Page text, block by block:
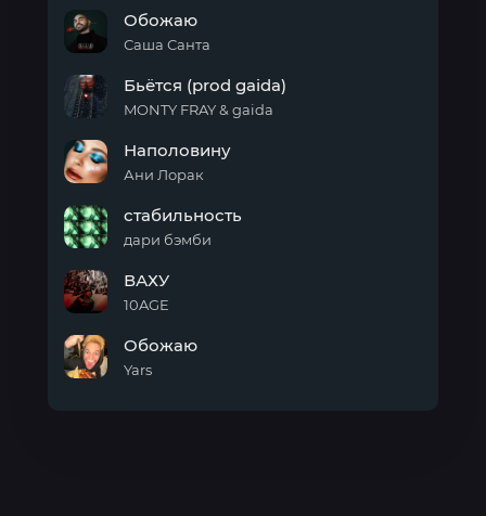
Обожаю
Саша Санта
(prod
gaida)
Бьётся (prod gaida)
MONTY FRAY & gaida
Наполовину
Ани Лорак
стабильность
дари бэмби
ВАХУ
10AGE
Обожаю
Yars